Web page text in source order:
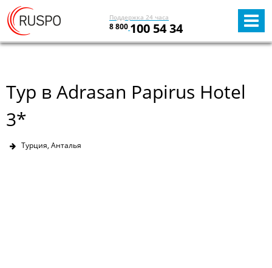
Поддержка 24 часа
8 800 100 54 34
Тур в Adrasan Papirus Hotel
3*
Турция, Анталья